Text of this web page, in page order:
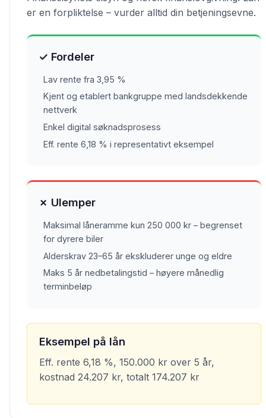
er en forpliktelse – vurder alltid din betjeningsevne.
✓ Fordeler
Lav rente fra 3,95 %
Kjent og etablert bankgruppe med landsdekkende
nettverk
Enkel digital søknadsprosess
Eff. rente 6,18 % i representativt eksempel
✗ Ulemper
Maksimal låneramme kun 250 000 kr – begrenset
for dyrere biler
Alderskrav 23–65 år ekskluderer unge og eldre
Maks 5 år nedbetalingstid – høyere månedlig
terminbeløp
Eksempel på lån
Eff. rente 6,18 %, 150.000 kr over 5 år,
kostnad 24.207 kr, totalt 174.207 kr